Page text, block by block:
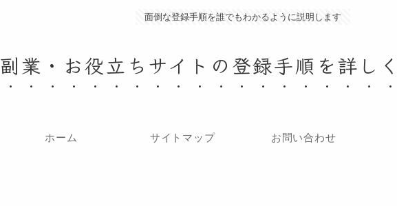
面倒な登録手順を誰でもわかるように説明します
副業・お役立ちサイトの登録手順を詳し
ホーム サイトマップ お問い合わせ